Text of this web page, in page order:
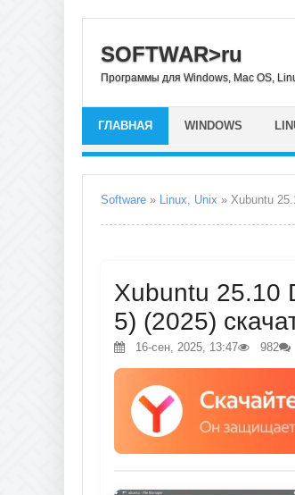
SOFTWAR>ru
Программы для Windows, Mac OS,
ГЛАВНАЯ WINDOWS
Software » Linux, Unix » Xubuntu
Xubuntu 25.10
5) (2025)
16-сен, 2025, 13:47 982